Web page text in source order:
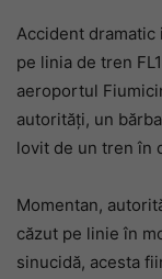
Accident dramatic
pe linia de tren
aeroportul
autorități, un
lovit de un tren în
Momentan,
căzut pe linie în
sinucidă, acesta